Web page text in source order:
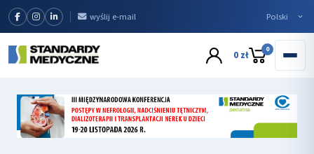
wyślij e-mail
0 zł 0